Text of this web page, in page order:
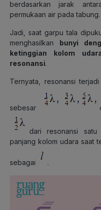
berdasarkan jarak
permukaan air pada tabung.
Jadi, saat garpu tala
menghasilkan bunyi
ketinggian kolom
resonansi.
Ternyata, resonansi
sebesar
dari resonansi satu
panjang kolom udara saat
sebagai .